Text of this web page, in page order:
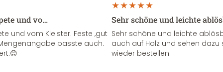
und vo…
und vom Kleister. Feste ,gut
passte auch.
Sehr schöne und leichte
Sehr schöne und leichte
auch auf Holz und sehen
wieder bestellen.